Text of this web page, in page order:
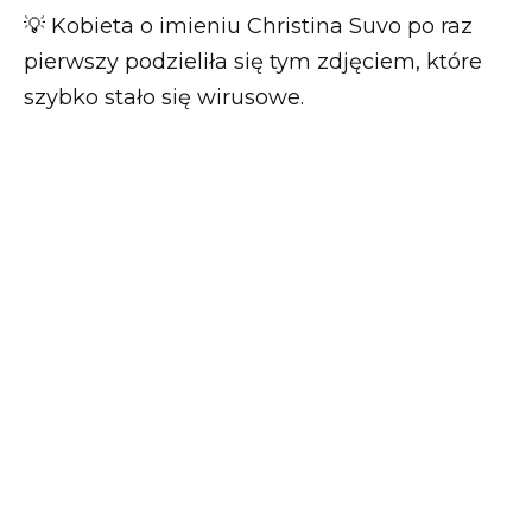
💡 Kobieta o imieniu Christina Suvo po raz
pierwszy podzieliła się tym zdjęciem, które
szybko stało się wirusowe.